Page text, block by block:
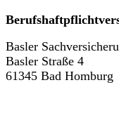
Basler
Basler Straße 4
61345 Bad Homburg